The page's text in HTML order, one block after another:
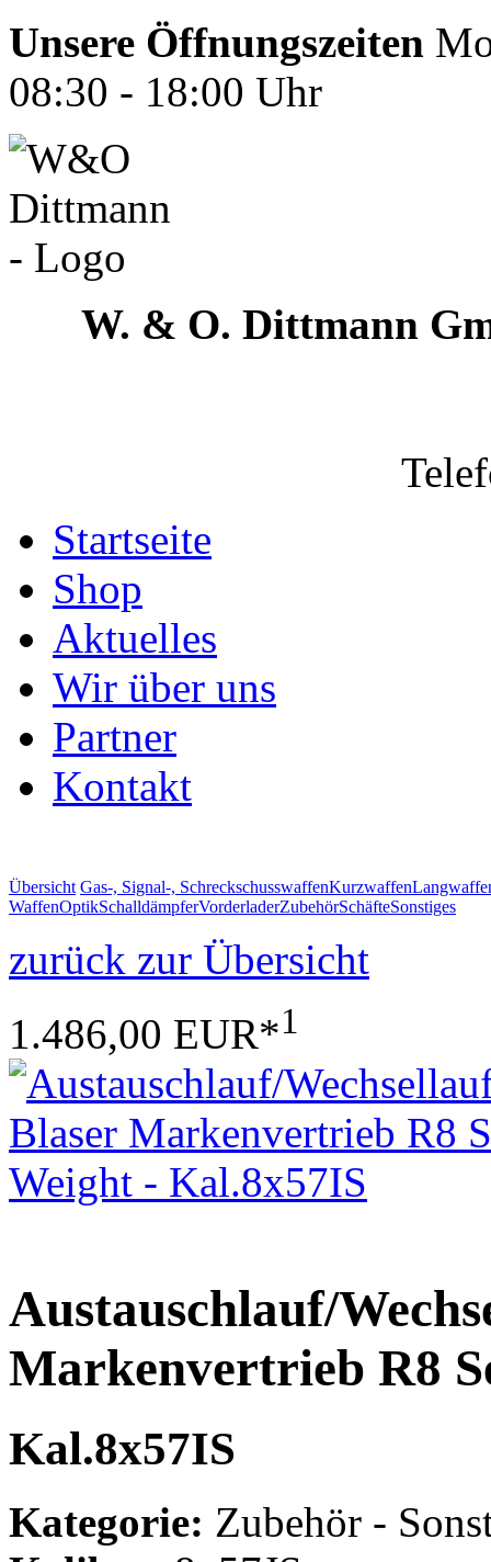
Unsere Öffnungszeiten
08:30 - 18:00 Uhr
W. & O. Dittmann
Startseite
Shop
Aktuelles
Wir über uns
Partner
Kontakt
Übersicht Gas-, Signal-, SchreckschusswaffenKurzwaffen
WaffenOptikSchalldämpferVorderladerZubehörSchäfteSonstiges
zurück zur Übersicht
1.486,00 EUR*1
Austauschlauf/
Markenvertrieb R8
Kal.8x57IS
Kategorie: Zubehör -